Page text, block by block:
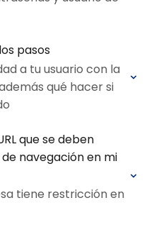
pasos
a tu usuario con la
qué hacer si
que se deben
navegación en mi
tiene restricción en